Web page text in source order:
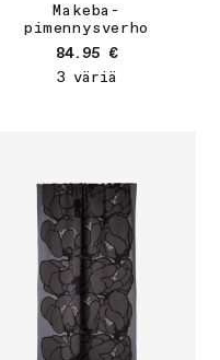
Makeba-
pimennysverho
Normaalihinta
84.95 €
3 väriä